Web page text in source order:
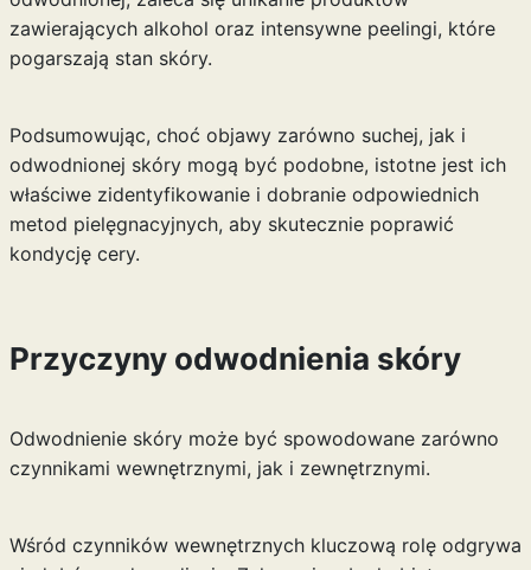
zawierających alkohol oraz intensywne peelingi, które
pogarszają stan skóry.
Podsumowując, choć objawy zarówno suchej, jak i
odwodnionej skóry mogą być podobne, istotne jest ich
właściwe zidentyfikowanie i dobranie odpowiednich
metod pielęgnacyjnych, aby skutecznie poprawić
kondycję cery.
Przyczyny odwodnienia skóry
Odwodnienie skóry może być spowodowane zarówno
czynnikami wewnętrznymi, jak i zewnętrznymi.
Wśród czynników wewnętrznych kluczową rolę odgrywa